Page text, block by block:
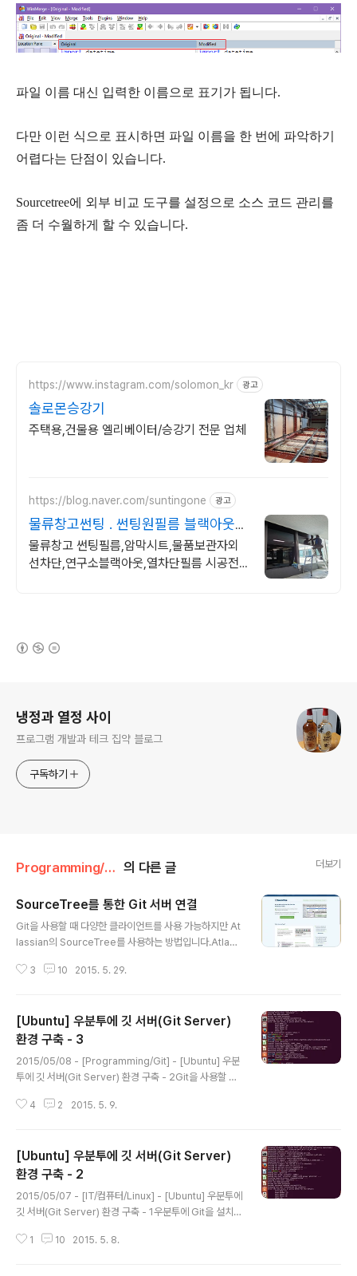
파일 이름 대신 입력한 이름으로 표기가 됩니다.
다만 이런 식으로 표시하면 파일 이름을 한 번에 파악하기
어렵다는 단점이 있습니다.
Sourcetree에 외부 비교 도구를 설정으로 소스 코드 관리를
좀 더 수월하게 할 수 있습니다.
https://www.instagram.com/solomon_kr 광고
솔로몬승강기
주택용,건물용 엘리베이터/승강기 전문 업체
https://blog.naver.com/suntingone 광고
물류창고썬팅 . 썬팅원필름 블랙아웃
암막시트지 필름
물류창고 썬팅필름,암막시트,물품보관자외
선차단,연구소블랙아웃,열차단필름 시공전
냉정과 열정 사이
프로그램 개발과 테크 집약 블로그
구독하기
Programming/Git 의 다른 글 더보기
SourceTree를 통한 Git 서버 연결
Git을 사용할 때 다양한 클라이언트를 사용 가능하지만 At
lassian의 SourceTree를 사용하는 방법입니다.Atlass
발하는 업체입니다.Git을 위한 Stash도 제공하며 Sourc
eGit도 존재합니다.1. Client Side먼저 SourceTree를
다운받습니다.아래 링크로 이동하면 다운로드가 가능합니
다. https://www.atlassian.com/software/sourcetr
ee녹색 버튼(Get it free @ sourcetreeapp.com)을
클릭하면 다운로드할 수 있습니다.다운로드가 완료되면 설
치를..
3 10 2015. 5. 29.
[Ubuntu] 우분투에 깃 서버(Git Server)
환경 구축 - 3
2015/05/08 - [Programming/Git] - [Ubuntu] 우분
투에 깃 서버(Git Server) 환경 구축 - 2Git을 사용할 때
를 입력하는 방법보다 더 간편하게 접속이 가능합니다.먼
터를 누르면 정상적으로 생성이 됩니다.기본 경로는 hom
e/gitolite/.ssh/ 이고 해당 경로 아래에 id_rsa라는 파일
이 생성됩니다.간단하게 ssh 키가 생성됩니다. 키는 publi
c과 private 키가 한 쌍으로 생성됩니다.생성된 public
키를 git-repo로 전달합니다. scp /home/g..
4 2 2015. 5. 9.
[Ubuntu] 우분투에 깃 서버(Git Server)
환경 구축 - 2
2015/05/07 - [IT/컴퓨터/Linux] - [Ubuntu] 우분투에
깃 서버(Git Server) 환경 구축 - 1우분투에 Git을 설치하
후에 관리를 위해서 Gitolite를 설치합니다.먼저 root 계
1 10 2015. 5. 8.